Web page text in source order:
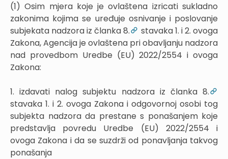
(1) Osim mjera koje je ovlaštena izricati sukladno
zakonima kojima se uređuje osnivanje i poslovanje
subjekata nadzora iz članka 8.
stavaka 1. i 2. ovoga
Zakona, Agencija je ovlaštena pri obavljanju nadzora
nad provedbom Uredbe (EU) 2022/2554 i ovoga
Zakona:
1. izdavati nalog subjektu nadzora iz članka 8.
stavaka 1. i 2. ovoga Zakona i odgovornoj osobi tog
subjekta nadzora da prestane s ponašanjem koje
predstavlja povredu Uredbe (EU) 2022/2554 i
ovoga Zakona i da se suzdrži od ponavljanja takvog
ponašanja